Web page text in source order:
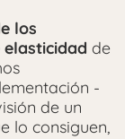
los
de
-
de un
lo consiguen,